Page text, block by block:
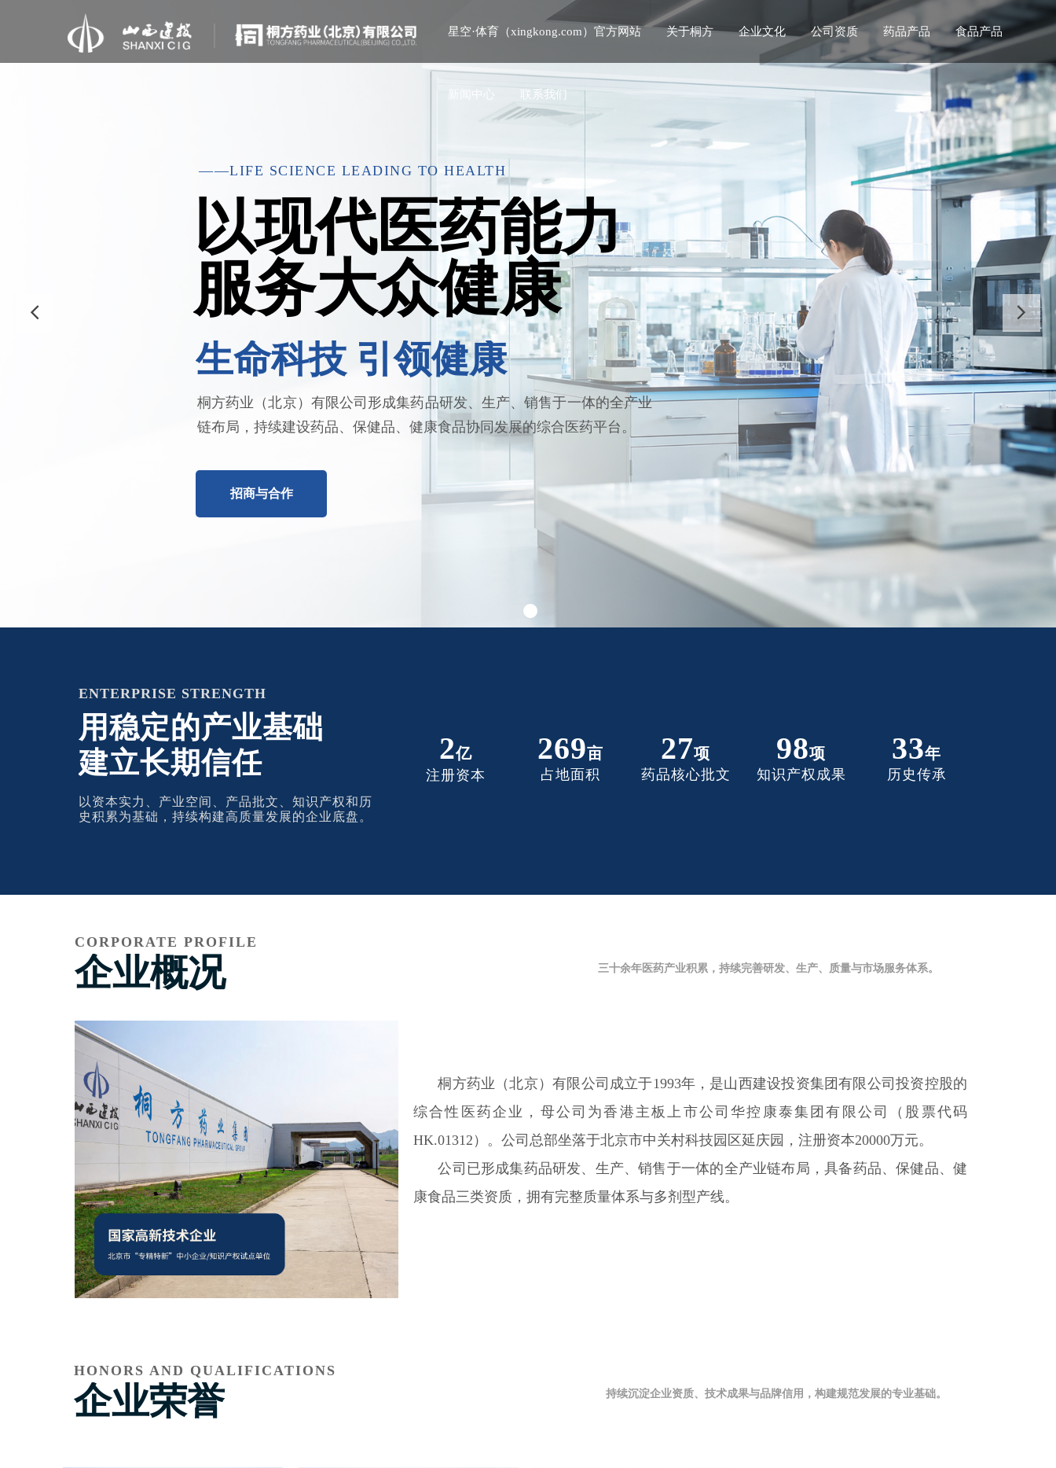
星空·体育（xingkong.com）官方网站 关于桐方 企业文化 公司资质 药品产品 食品产品
新闻中心 联系我们
以现代医药能力
服务大众健康
生命科技 引领健康
桐方药业（北京）有限公司形成集药品研发、生产、销售于一体的全产业
链布局，持续建设药品、保健品、健康食品协同发展的综合医药平台。
——LIFE SCIENCE LEADING TO HEALTH
招商与合作
用稳定的产业基础
建立长期信任
以资本实力、产业空间、产品批文、知识产权和历
史积累为基础，持续构建高质量发展的企业底盘。
ENTERPRISE STRENGTH
2亿
注册资本
27项
药品核心批文
98项
知识产权成果
33年
历史传承
269亩
占地面积
企业概况
CORPORATE PROFILE
桐方药业（北京）有限公司成立于1993年，是山西建设投资集团有限公司投资控股的
综合性医药企业，母公司为香港主板上市公司华控康泰集团有限公司（股票代码
HK.01312）。公司总部坐落于北京市中关村科技园区延庆园，注册资本20000万元。
公司已形成集药品研发、生产、销售于一体的全产业链布局，具备药品、保健品、健
康食品三类资质，拥有完整质量体系与多剂型产线。
三十余年医药产业积累，持续完善研发、生产、质量与市场服务体系。
企业荣誉
HONORS AND QUALIFICATIONS
持续沉淀企业资质、技术成果与品牌信用，构建规范发展的专业基础。